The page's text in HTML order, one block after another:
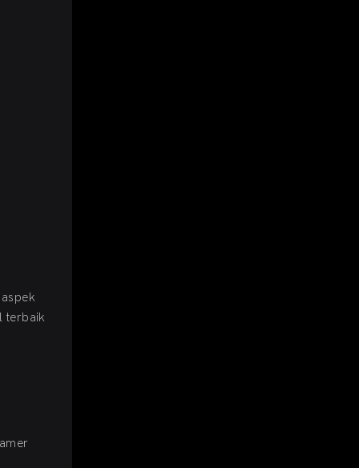
terbaik